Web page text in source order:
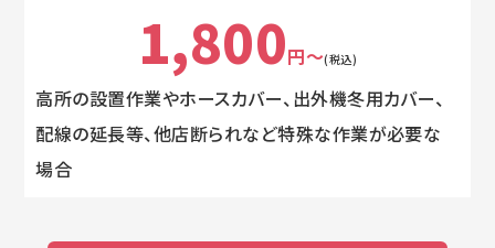
1,800円～(税込)
高所の設置作業やホースカバー、出外機冬用カバー、
配線の延長等、他店断られなど特殊な作業が必要な
場合